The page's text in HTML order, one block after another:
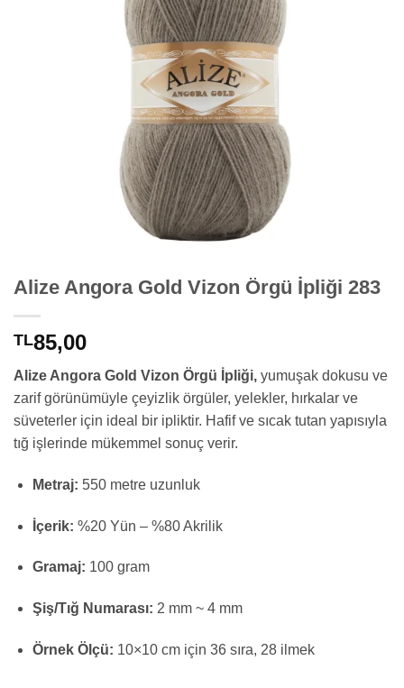
Alize Angora Gold Vizon Örgü İpliği 283
TL85,00
Alize Angora Gold Vizon Örgü İpliği, yumuşak dokusu ve
zarif görünümüyle çeyizlik örgüler, yelekler, hırkalar ve
süveterler için ideal bir ipliktir. Hafif ve sıcak tutan yapısıyla
tığ işlerinde mükemmel sonuç verir.
Metraj: 550 metre uzunluk
İçerik: %20 Yün – %80 Akrilik
Gramaj: 100 gram
Şiş/Tığ Numarası: 2 mm ~ 4 mm
Örnek Ölçü: 10×10 cm için 36 sıra, 28 ilmek